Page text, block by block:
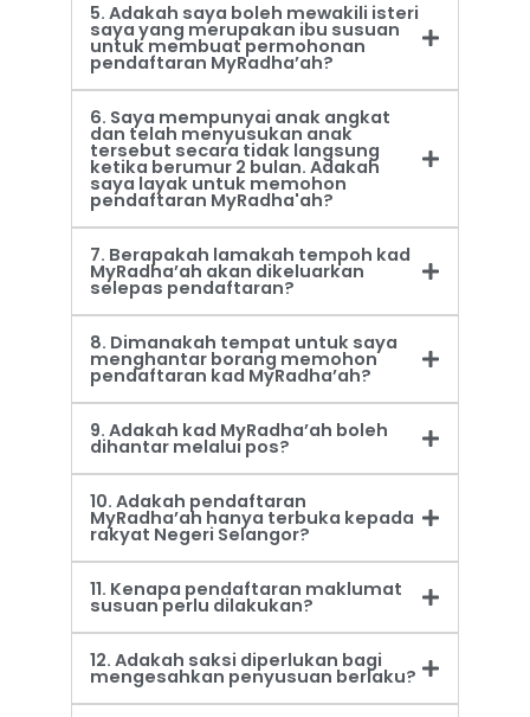
5. Adakah saya boleh mewakili isteri
saya yang merupakan ibu susuan
untuk membuat permohonan
pendaftaran MyRadha’ah?
6. Saya mempunyai anak angkat
dan telah menyusukan anak
tersebut secara tidak langsung
ketika berumur 2 bulan. Adakah
saya layak untuk memohon
pendaftaran MyRadha'ah?
7. Berapakah lamakah tempoh kad
MyRadha’ah akan dikeluarkan
selepas pendaftaran?
8. Dimanakah tempat untuk saya
menghantar borang memohon
pendaftaran kad MyRadha’ah?
9. Adakah kad MyRadha’ah boleh
dihantar melalui pos?
10. Adakah pendaftaran
MyRadha’ah hanya terbuka kepada
rakyat Negeri Selangor?
11. Kenapa pendaftaran maklumat
susuan perlu dilakukan?
12. Adakah saksi diperlukan bagi
mengesahkan penyusuan berlaku?